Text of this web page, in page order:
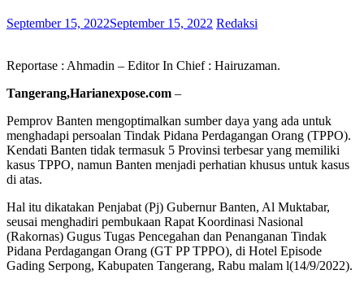
September 15, 2022September 15, 2022 Redaksi
Reportase : Ahmadin – Editor In Chief : Hairuzaman.
Tangerang,Harianexpose.com –
Pemprov Banten mengoptimalkan sumber daya yang ada untuk
menghadapi persoalan Tindak Pidana Perdagangan Orang (TPPO).
Kendati Banten tidak termasuk 5 Provinsi terbesar yang memiliki
kasus TPPO, namun Banten menjadi perhatian khusus untuk kasus
di atas.
Hal itu dikatakan Penjabat (Pj) Gubernur Banten, Al Muktabar,
seusai menghadiri pembukaan Rapat Koordinasi Nasional
(Rakornas) Gugus Tugas Pencegahan dan Penanganan Tindak
Pidana Perdagangan Orang (GT PP TPPO), di Hotel Episode
Gading Serpong, Kabupaten Tangerang, Rabu malam l(14/9/2022).